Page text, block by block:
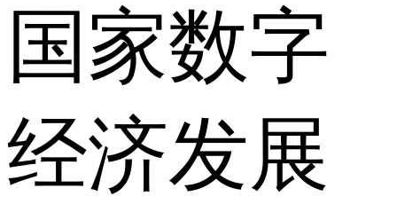
国家数字
经济发展